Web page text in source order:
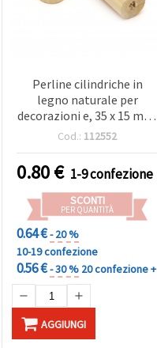
Perline cilindriche in
legno naturale per
decorazioni e, 35 x 15 mm,
foro 5 mm - 5 pz
Cod.: 112552
0.80€ 1-9 confezione
SCONTI
PER QUANTITÀ
0.64 €- 20 %
10-19 confezione
0.56 €- 30 % 20 confezione +
AGGIUNGI